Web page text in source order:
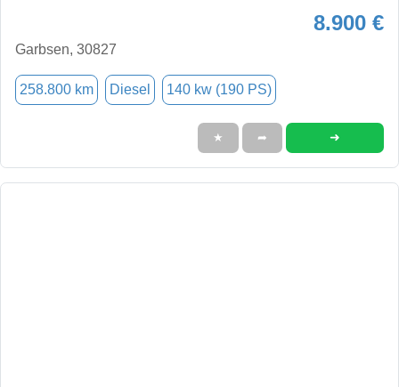
8.900 €
Garbsen, 30827
258.800 km Diesel 140 kw (190 PS)
★ ➦ ➜